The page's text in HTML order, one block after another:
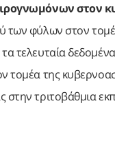
στον
των φύλων στον
τελευταία
τομέα της
στην τριτοβάθμια